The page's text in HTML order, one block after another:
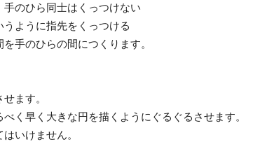
手のひら同士はくっつけない
ように指先をくっつける
手のひらの間につくります。
ます。
く早く大きな円を描くようにぐるぐるさせます。
いけません。